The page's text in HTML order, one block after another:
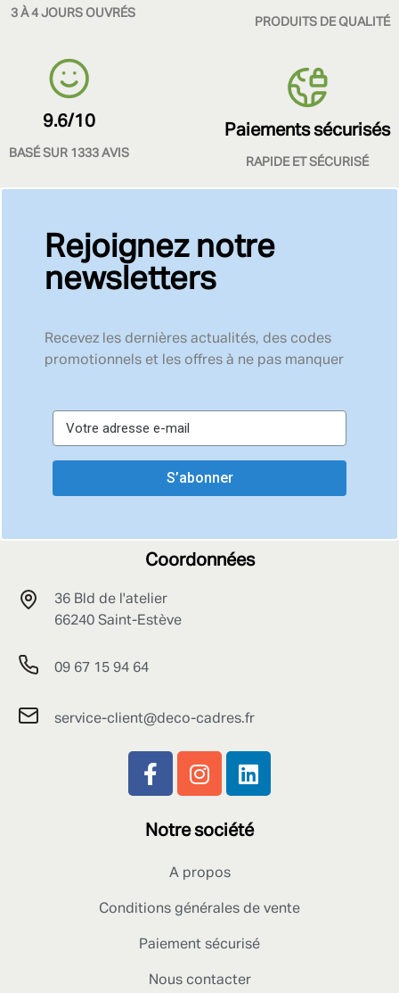
3 À 4 JOURS OUVRÉS
PRODUITS DE QUALITÉ
9.6/10
BASÉ SUR 1333 AVIS
Paiements sécurisés
RAPIDE ET SÉCURISÉ
Rejoignez notre
newsletters
Recevez les dernières actualités, des codes
promotionnels et les offres à ne pas manquer
S’abonner
Coordonnées
36 Bld de l'atelier
66240 Saint-Estève
09 67 15 94 64
service-client@deco-cadres.fr
Notre société
A propos
Conditions générales de vente
Paiement sécurisé
Nous contacter